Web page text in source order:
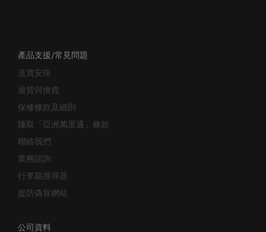
產品支援/常見問題
送貨安排
退貨與換貨
保修條款及細則
賺取「亞洲萬里通」條款
聯絡我們
業務諮詢
行李箱搜尋器
提防偽冒網站
公司資料